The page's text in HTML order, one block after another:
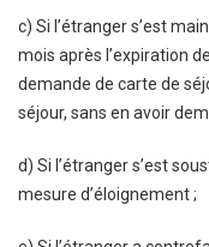
c) Si l’étranger s’est
mois après l’expiration
demande de carte de
séjour, sans en avoir
d) Si l’étranger s’est
mesure d’éloignement ;